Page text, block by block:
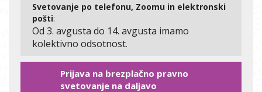
Svetovanje po telefonu, Zoomu in elektronski
pošti:
Od 3. avgusta do 14. avgusta imamo
kolektivno odsotnost.
Prijava na brezplačno pravno
svetovanje na daljavo